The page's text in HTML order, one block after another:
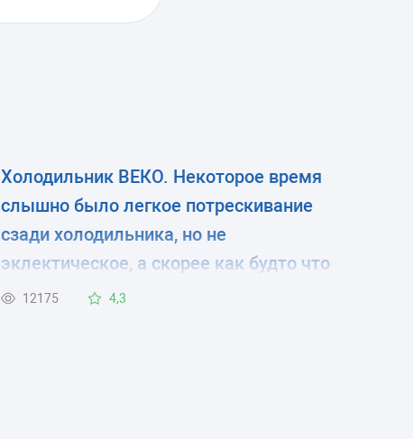
Холодильник ВЕКО. Некоторое время
слышно было легкое потрескивание
сзади холодильника, но не
эклектическое, а скорее как будто что
то отклеивается, а сегодня загорелся
12175 4,3